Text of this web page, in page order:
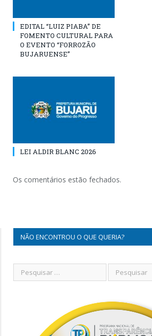
EDITAL “LUIZ PIABA” DE
FOMENTO CULTURAL PARA
O EVENTO “FORROZÃO
BUJARUENSE”
LEI ALDIR BLANC 2026
Os comentários estão fechados.
NÃO ENCONTROU O QUE QUERIA?